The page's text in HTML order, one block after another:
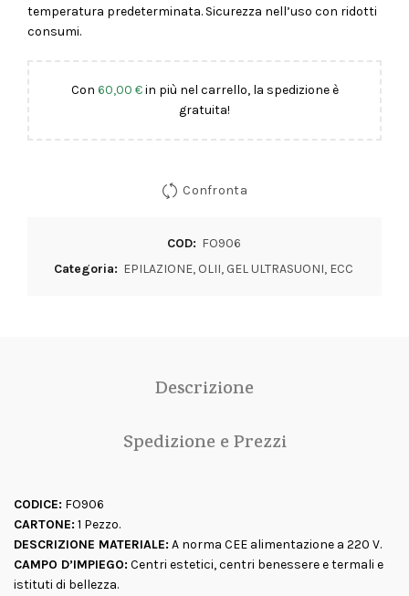
temperatura predeterminata. Sicurezza nell’uso con ridotti
consumi.
Con 60,00 €in più nel carrello, la spedizione è
gratuita!
Confronta
COD: FO906
Categoria: EPILAZIONE, OLII, GEL ULTRASUONI, ECC
Descrizione
Spedizione e Prezzi
CODICE: FO906
CARTONE: 1 Pezzo.
DESCRIZIONE MATERIALE: A norma CEE alimentazione a 220 V.
CAMPO D’IMPIEGO: Centri estetici, centri benessere e termali e
istituti di bellezza.